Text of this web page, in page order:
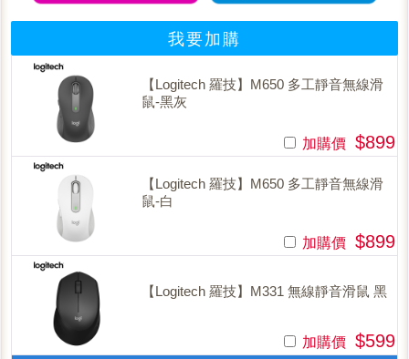
我要加購
【Logitech 羅技】M650 多工靜音無線滑
鼠-黑灰
加購價 $899
【Logitech 羅技】M650 多工靜音無線滑
鼠-白
加購價 $899
【Logitech 羅技】M331 無線靜音滑鼠 黑
加購價 $599